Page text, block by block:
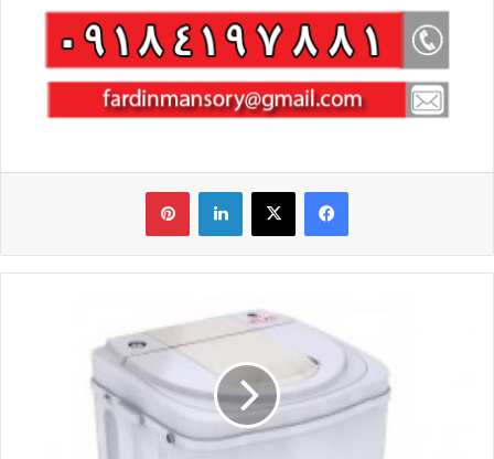
فیس بوک X لینکدین ‫پین‌ترست